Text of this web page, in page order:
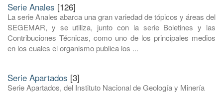
Serie Anales [126]
La serie Anales abarca una gran variedad de tópicos y áreas del
SEGEMAR, y se utiliza, junto con la serie Boletines y las
Contribuciones Técnicas, como uno de los principales medios
en los cuales el organismo publica los ...
Serie Apartados [3]
Serie Apartados, del Instituto Nacional de Geología y Minería